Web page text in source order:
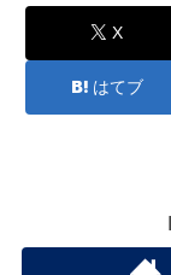
X
はてブ